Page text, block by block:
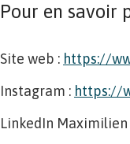
Pour en savoir
Site web : https://
Instagram : https://
LinkedIn Maximilien